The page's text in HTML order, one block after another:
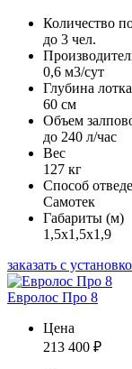
Количество
до 3 чел.
0,6 м3/сут
Глубина
60 см
Объем
до 240 л/час
Вес
127 кг
Способ
Самотек
Габариты (м)
1,5х1,5х1,9
заказать с
Евролос Про 8
Цена
213 400 ₽